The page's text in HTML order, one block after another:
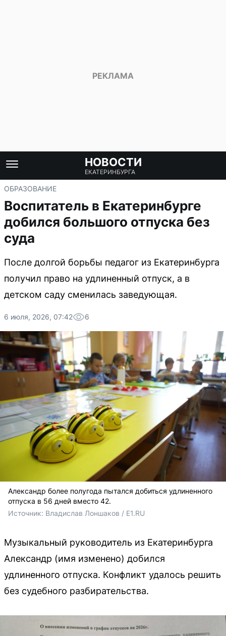
НОВОСТИ
ЕКАТЕРИНБУРГА
ОБРАЗОВАНИЕ
Воспитатель в Екатеринбурге
добился большого отпуска без
суда
После долгой борьбы педагог из Екатеринбурга
получил право на удлиненный отпуск, а в
детском саду сменилась заведующая.
6 июля, 2026, 07:42 6
Александр более полугода пытался добиться удлиненного
отпуска в 56 дней вместо 42.
Источник: Владислав Лоншаков / E1.RU
Музыкальный руководитель из Екатеринбурга
Александр (имя изменено) добился
удлиненного отпуска. Конфликт удалось решить
без судебного разбирательства.